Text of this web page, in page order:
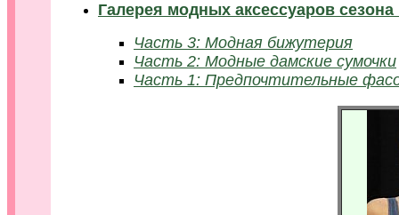
Галерея модных аксессуаров сезона
Часть 3: Модная бижутерия
Часть 2: Модные дамские сумочки
Часть 1: Предпочтительные